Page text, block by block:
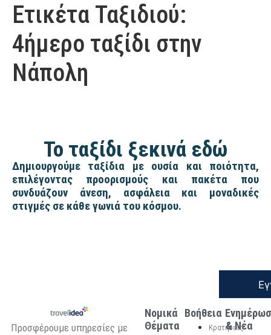
Ετικέτα Ταξιδιού:
4ήμερο ταξίδι στην
Νάπολη
Το ταξίδι ξεκινά εδώ
Δημιουργούμε ταξίδια με ουσία και ποιότητα,
επιλέγοντας προορισμούς και πακέτα που
συνδυάζουν άνεση, ασφάλεια και μοναδικές
στιγμές σε κάθε γωνιά του κόσμου.
Προσφέρουμε υπηρεσίες με
Νομικά
Θέματα
Βοήθεια
Κρατήσεις
& Νέα